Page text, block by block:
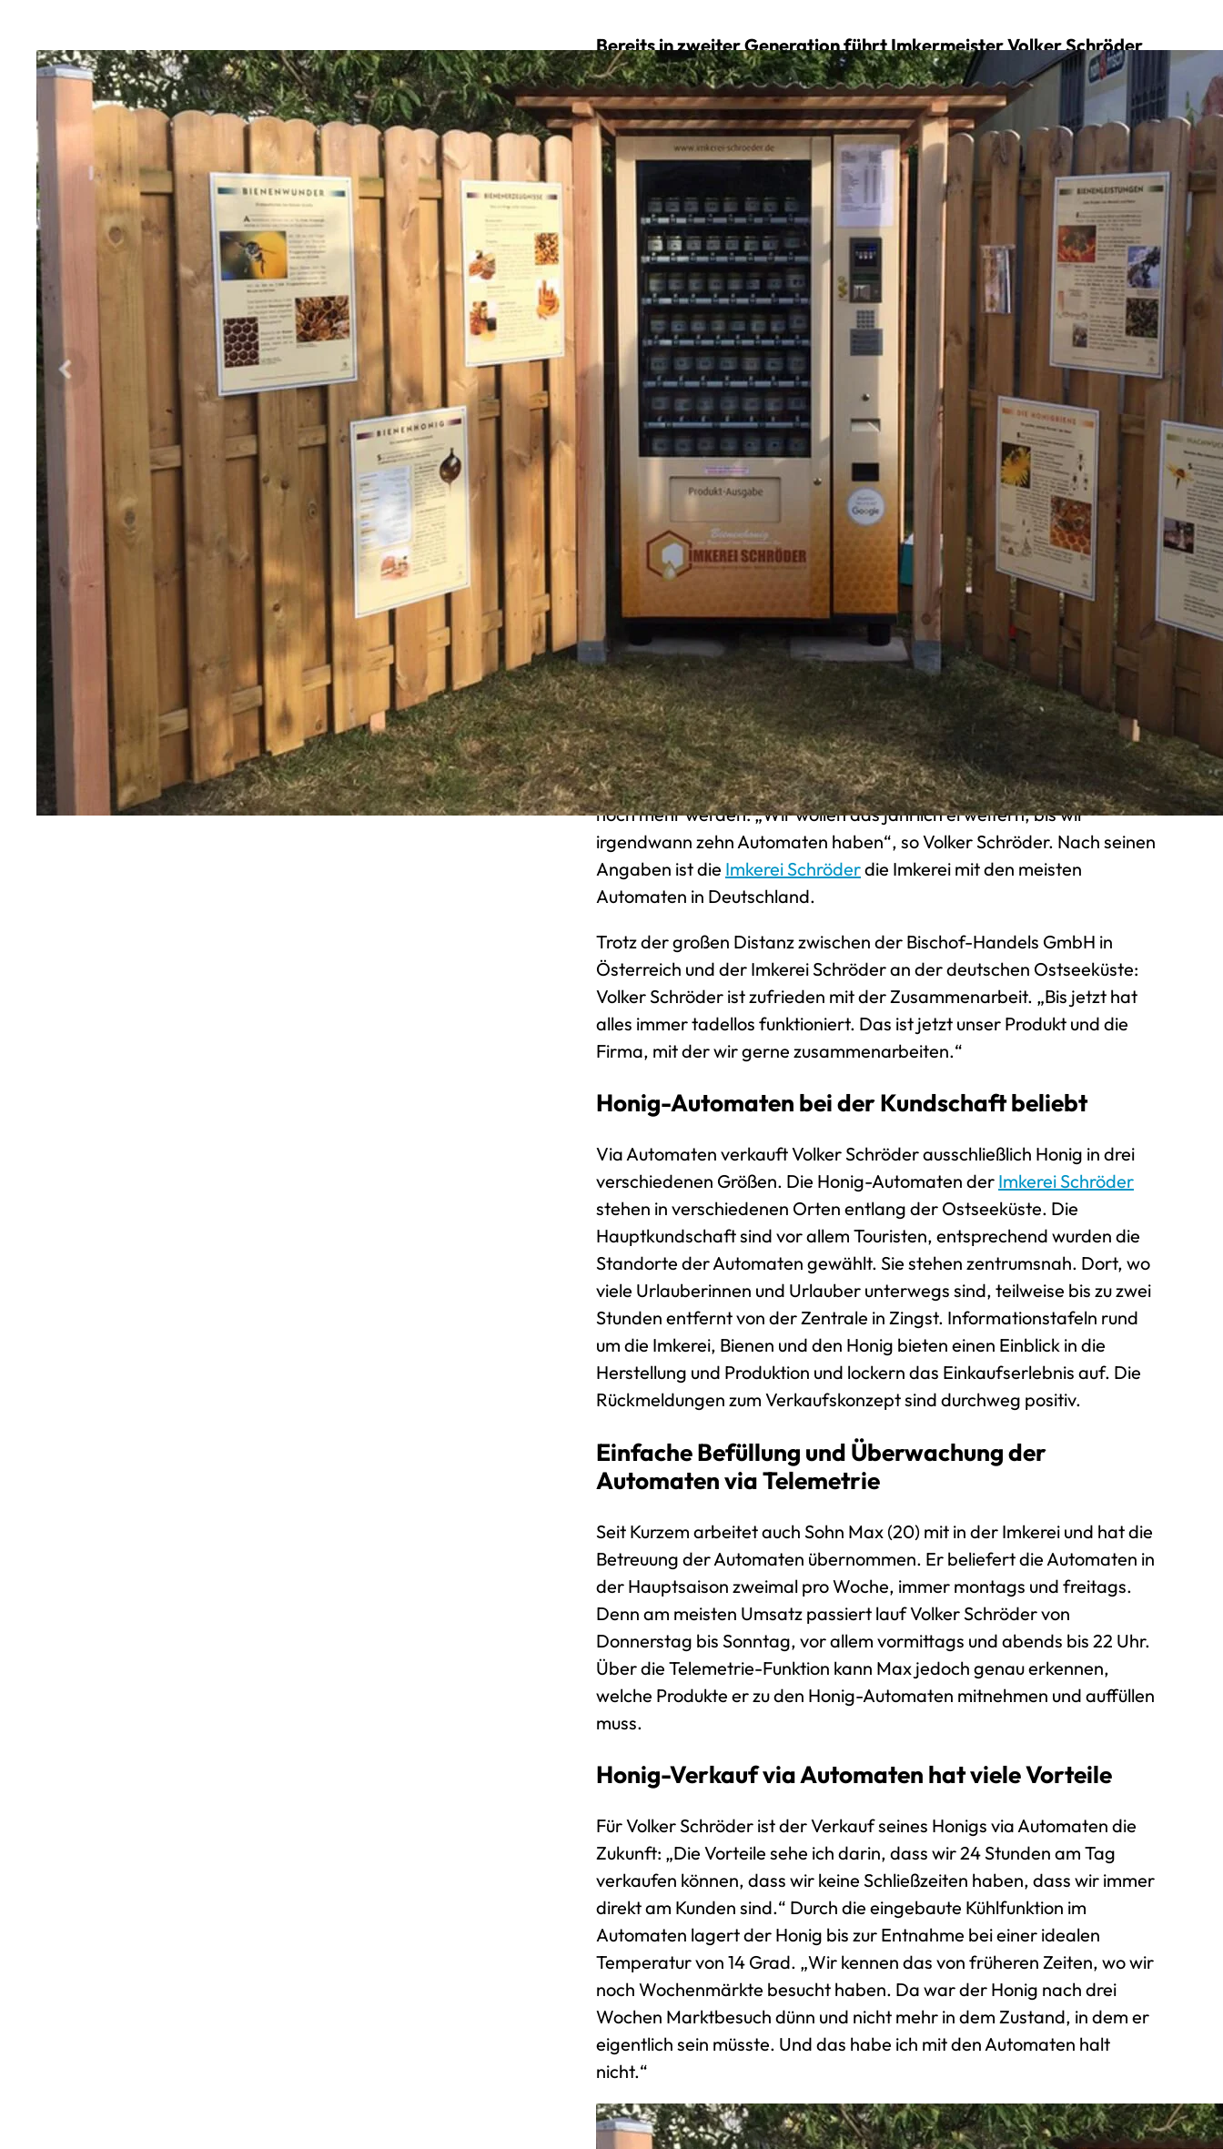
Bereits in zweiter Generation führt Imkermeister Volker Schröder
(56) dieImkerei Schröderin Zingst auf dem Darß an der
Ostseeküste. Aktuell verfügt die Imkerei über fünf Honig-
Automaten, weitere sollen in Zukunft hinzukommen. Für Volker
Schröder war die Investition in Bischof-Automaten eine der besten
Entscheidungen, um seinen Honig erfolgreich zu vermarkten.
Die
Imkerei Schröderverfügt über 250 Bienenstöcke und stellt über
zehn verschiedene Sorten Honig sowie Bienenwachskerzen in eigener
Produktion her. Im Honiggeschäft in Zingst verkauft Volker Schröder
noch weitere Honigprodukte, wie zum Beispiel Kosmetika, Cremes,
Seifen, Schnäpse, Honigbier und -wein.
Bischof Automat als ideale Lösung für den
Direktvertrieb
Vor etwa fünf Jahren war Volker Schröder auf der Suche nach einer
Lösung für den Direktvertrieb seines Honigs. Damals betrieb er die
Imkerei im Nebenerwerb und wurde beim Verkauf des Honigs durch
seinen Nachbarn unterstützt. Als dieser dann fortzog, musste eine
Lösung her. Er fragte sich: „Wie vermarkte ich meinen Honig und kann
trotzdem arbeiten?“ Bei einem Besuch bei einem befreundeten Imker
im Allgäu fand er die Antwort: „Da habe ich den Automaten bei ihm
gesehen und es war für mich klar: Das ist mein Produkt, das brauche
ich“, erzählt Volker Schröder.
Auf die Empfehlung seines Freundes wendet sich Volker Schröder an
die Firma Bischof. Dort erwirbt er seinen ersten Warenautomaten im
individualisierten Design. Mittlerweile sind es fünf Stück, es sollen aber
noch mehr werden: „Wir wollen das jährlich erweitern, bis wir
irgendwann zehn Automaten haben“, so Volker Schröder. Nach seinen
Angaben ist die Imkerei Schröderdie Imkerei mit den meisten
Automaten in Deutschland.
Trotz der großen Distanz zwischen der Bischof-Handels GmbH in
Österreich und der Imkerei Schröder an der deutschen Ostseeküste:
Volker Schröder ist zufrieden mit der Zusammenarbeit. „Bis jetzt hat
alles immer tadellos funktioniert. Das ist jetzt unser Produkt und die
Firma, mit der wir gerne zusammenarbeiten.“
Honig-Automaten bei der Kundschaft beliebt
Via Automaten verkauft Volker Schröder ausschließlich Honig in drei
verschiedenen Größen. Die Honig-Automaten der Imkerei Schröder
stehen in verschiedenen Orten entlang der Ostseeküste. Die
Hauptkundschaft sind vor allem Touristen, entsprechend wurden die
Standorte der Automaten gewählt. Sie stehen zentrumsnah. Dort, wo
viele Urlauberinnen und Urlauber unterwegs sind, teilweise bis zu zwei
Stunden entfernt von der Zentrale in Zingst. Informationstafeln rund
um die Imkerei, Bienen und den Honig bieten einen Einblick in die
Herstellung und Produktion und lockern das Einkaufserlebnis auf. Die
Rückmeldungen zum Verkaufskonzept sind durchweg positiv.
Einfache Befüllung und Überwachung der
Automaten via Telemetrie
Seit Kurzem arbeitet auch Sohn Max (20) mit in der Imkerei und hat die
Betreuung der Automaten übernommen. Er beliefert die Automaten in
der Hauptsaison zweimal pro Woche, immer montags und freitags.
Denn am meisten Umsatz passiert lauf Volker Schröder von
Donnerstag bis Sonntag, vor allem vormittags und abends bis 22 Uhr.
Über die Telemetrie-Funktion kann Max jedoch genau erkennen,
welche Produkte er zu den Honig-Automaten mitnehmen und auffüllen
muss.
Honig-Verkauf via Automaten hat viele Vorteile
Für Volker Schröder ist der Verkauf seines Honigs via Automaten die
Zukunft: „Die Vorteile sehe ich darin, dass wir 24 Stunden am Tag
verkaufen können, dass wir keine Schließzeiten haben, dass wir immer
direkt am Kunden sind.“ Durch die eingebaute Kühlfunktion im
Automaten lagert der Honig bis zur Entnahme bei einer idealen
Temperatur von 14 Grad. „Wir kennen das von früheren Zeiten, wo wir
noch Wochenmärkte besucht haben. Da war der Honig nach drei
Wochen Marktbesuch dünn und nicht mehr in dem Zustand, in dem er
eigentlich sein müsste. Und das habe ich mit den Automaten halt
nicht.“